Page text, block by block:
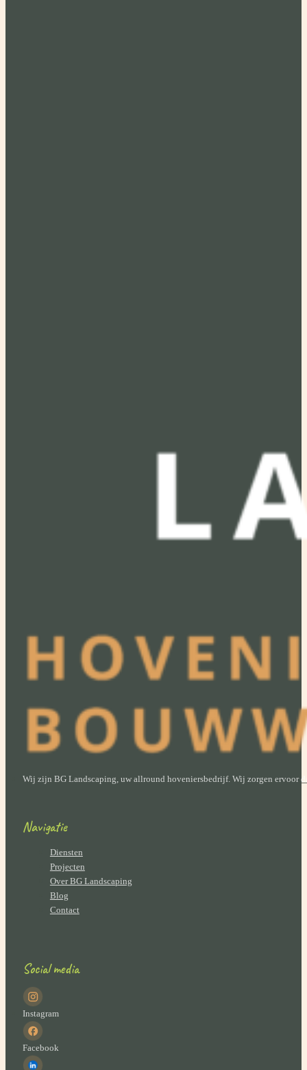
Wij zijn BG Landscaping, uw allround hoveniersbedrijf. Wij zorgen ervoor
Navigatie
Diensten
Projecten
Over BG Landscaping
Blog
Contact
Social media
Instagram
Facebook